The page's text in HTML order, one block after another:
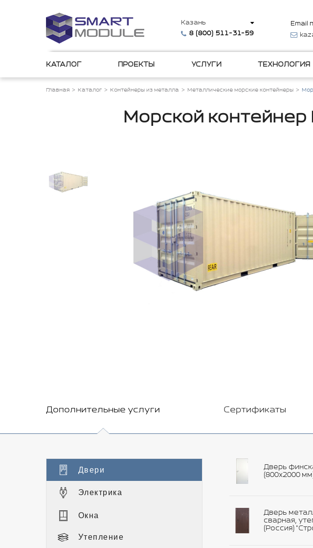
Казань
8 (800) 511-31-59
Email
КАТАЛОГ ПРОЕКТЫ УСЛУГИ ТЕХНОЛОГИЯ
Главная Каталог Контейнеры из металла Металлические морские контейнеры
Морской контейнер
Дополнительные услуги Сертификаты
Двери
Электрика
Окна
Утепление
Дверь
(800х2000
Дверь
сварная,
(Россия)